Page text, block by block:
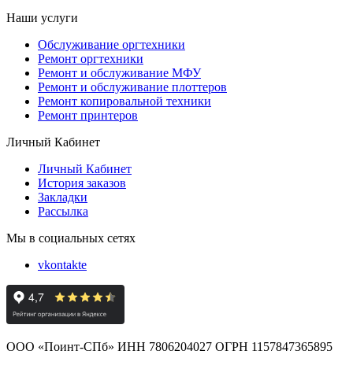
Наши услуги
Обслуживание оргтехники
Ремонт оргтехники
Ремонт и обслуживание МФУ
Ремонт и обслуживание плоттеров
Ремонт копировальной техники
Ремонт принтеров
Личный Кабинет
Личный Кабинет
История заказов
Закладки
Рассылка
Мы в социальных сетях
vkontakte
ООО «Поинт-СПб» ИНН 7806204027 ОГРН 1157847365895